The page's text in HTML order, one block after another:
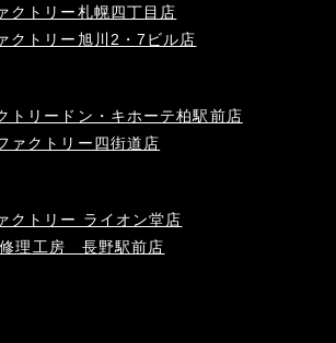
クトリー札幌四丁目店
クトリー旭川2・7ビル店
トリードン・キホーテ柏駅前店
ァクトリー四街道店
クトリー ライオン堂店
理工房 長野駅前店